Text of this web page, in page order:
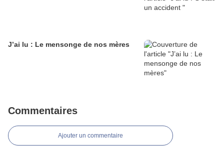
J’ai lu : Le mensonge de nos mères
Commentaires
Ajouter un commentaire